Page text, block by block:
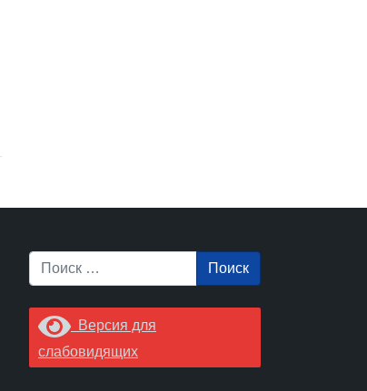
Поиск
Версия для
слабовидящих